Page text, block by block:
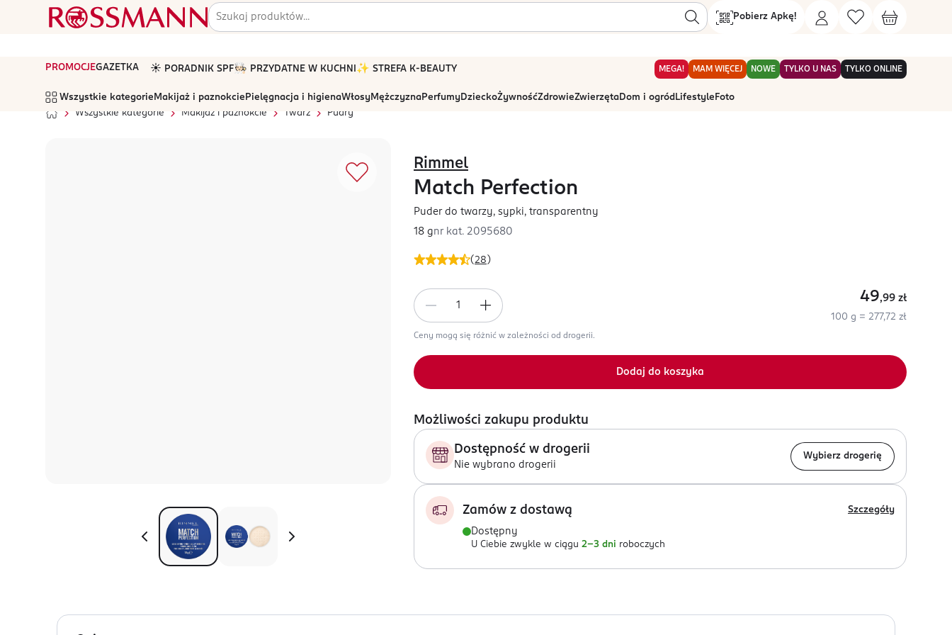
Pobierz Apkę!
PROMOCJEGAZETKA ☀️ PORADNIK SPF🧑🏻‍🍳 PRZYDATNE W KUCHNI ✨ STREFA K-BEAUTY MEGA! MAM WIĘCEJ NOWE TYLKO U NAS TYLKO ONLINE
Wszystkie kategorie Makijaż i paznokcie Pielęgnacja i higienaWłosyMężczyznaPerfumyDzieckoŻywnośćZdrowieZwierzętaDom i ogród Lifestyle Foto
Wszystkie kategorie
Makijaż i paznokcie Twarz Pudry
(28 )
Rimmel
Match Perfection
Puder do twarzy, sypki, transparentny
18 gnr kat. 2095680
49,99 zł
100 g = 277,72 zł
Ceny mogą się różnić w zależności od drogerii.
Dodaj do koszyka
Możliwości zakupu produktu
Dostępność w drogerii
Nie wybrano drogerii
Wybierz drogerię
Zamów z dostawą Szczegóły
Dostępny
U Ciebie zwykle w ciągu 2-3 dni roboczych